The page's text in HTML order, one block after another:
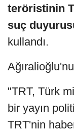
teröristinin
suç
kullandı.
"TRT, Türk
bir yayın
TRT'nin